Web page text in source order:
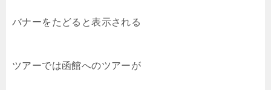
バナーをたどると表示される
ツアーでは函館へのツアーが